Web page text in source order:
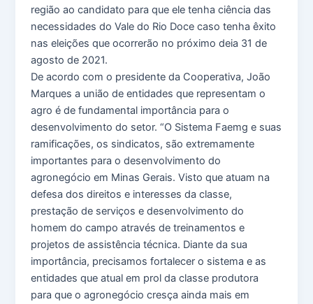
região ao candidato para que ele tenha ciência das
necessidades do Vale do Rio Doce caso tenha êxito
nas eleições que ocorrerão no próximo deia 31 de
agosto de 2021.
De acordo com o presidente da Cooperativa, João
Marques a união de entidades que representam o
agro é de fundamental importância para o
desenvolvimento do setor. “O Sistema Faemg e suas
ramificações, os sindicatos, são extremamente
importantes para o desenvolvimento do
agronegócio em Minas Gerais. Visto que atuam na
defesa dos direitos e interesses da classe,
prestação de serviços e desenvolvimento do
homem do campo através de treinamentos e
projetos de assistência técnica. Diante da sua
importância, precisamos fortalecer o sistema e as
entidades que atual em prol da classe produtora
para que o agronegócio cresça ainda mais em